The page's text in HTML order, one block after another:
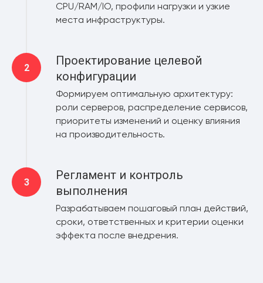
CPU/RAM/IO, профили нагрузки и узкие
места инфраструктуры.
Проектирование целевой
конфигурации
Формируем оптимальную архитектуру:
роли серверов, распределение сервисов,
приоритеты изменений и оценку влияния
на производительность.
Регламент и контроль
выполнения
Разрабатываем пошаговый план действий,
сроки, ответственных и критерии оценки
эффекта после внедрения.